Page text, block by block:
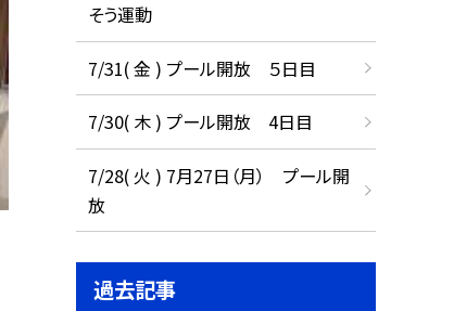
そう運動
7/31( 金 ) プール開放 ５日目
7/30( 木 ) プール開放 4日目
7/28( 火 ) 7月27日（月） プール開
放
過去記事